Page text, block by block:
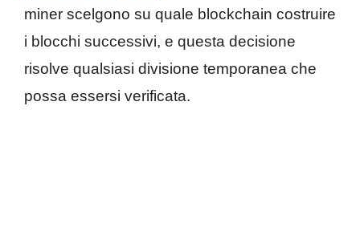
miner scelgono su quale blockchain costruire
i blocchi successivi, e questa decisione
risolve qualsiasi divisione temporanea che
possa essersi verificata.